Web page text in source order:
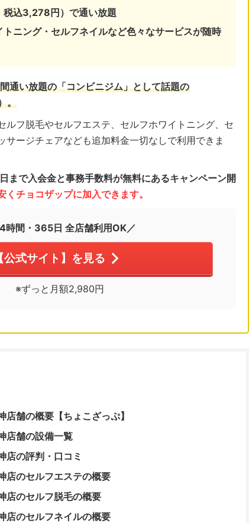
込3,278円）で通い放題
ニング・セルフネイルなど色々なサービスが随時
通い放題の「コンビニジム」として話題の
。
ルフ脱毛やセルフエステ、セルフホワイトニング、セ
サージチェアなども追加料金一切なしで利用できま
まで入会金と事務手数料が無料にあるキャンペーン開
チョコザップに加入できます。
時間・365日 全店舗利用OK／
【公式サイト】を見る
※ずっと月額2,980円
舗の概要【ちょこざっぷ】
店舗の設備一覧
店の評判・口コミ
店のセルフエステの概要
店のセルフ脱毛の概要
店のセルフネイルの概要